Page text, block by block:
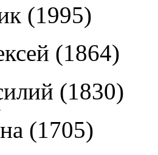
(1995)
(1864)
(1830)
(1705)